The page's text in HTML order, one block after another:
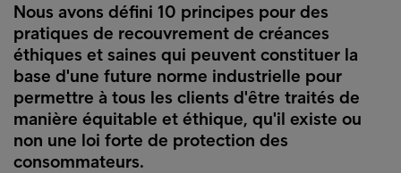
Nous avons défini 10 principes pour des
pratiques de recouvrement de créances
éthiques et saines qui peuvent constituer la
base d'une future norme industrielle pour
permettre à tous les clients d'être traités de
manière équitable et éthique, qu'il existe ou
non une loi forte de protection des
consommateurs.